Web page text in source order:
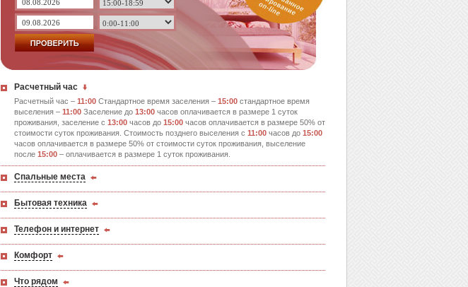
Расчетный час
Расчетный час – 11:00 Стандартное время заселения – 15:00 стандартное время
выселения – 11:00 Заселение до 13:00 часов оплачивается в размере 1 суток
проживания, заселение с 13:00 часов до 15:00 часов оплачивается в размере 50% от
стоимости суток проживания. Стоимость позднего выселения с 11:00 часов до 15:00
часов оплачивается в размере 50% от стоимости суток проживания, выселение
после 15:00 – оплачивается в размере 1 суток проживания.
Спальные места
Бытовая техника
Телефон и интернет
Комфорт
Что рядом